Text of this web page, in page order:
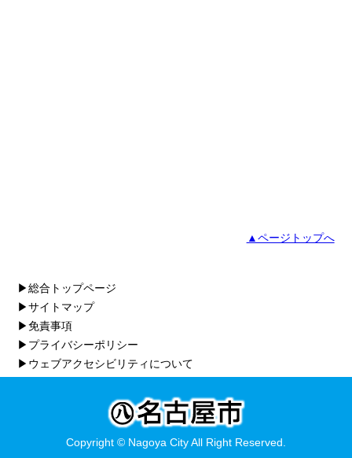
▲ページトップへ
▶総合トップページ
▶サイトマップ
▶免責事項
▶プライバシーポリシー
▶ウェブアクセシビリティについて
Copyright © Nagoya City All Right Reserved.